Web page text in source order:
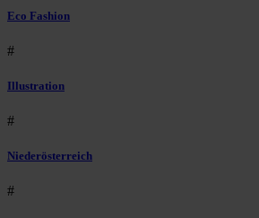
Eco Fashion
#
Illustration
#
Niederösterreich
#